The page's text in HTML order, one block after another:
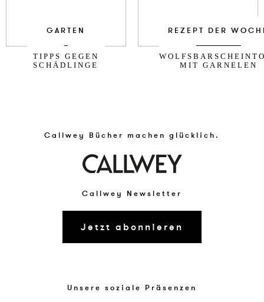
GARTEN
TIPPS GEGEN
SCHÄDLINGE
REZEPT DER
MIT GARNELEN
Callwey Bücher machen glücklich.
Callwey Newsletter
Jetzt abonnieren
Unsere soziale Präsenzen